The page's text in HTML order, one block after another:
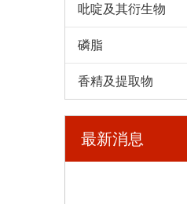
吡啶及其衍生物
磷脂
香精及提取物
最新消息